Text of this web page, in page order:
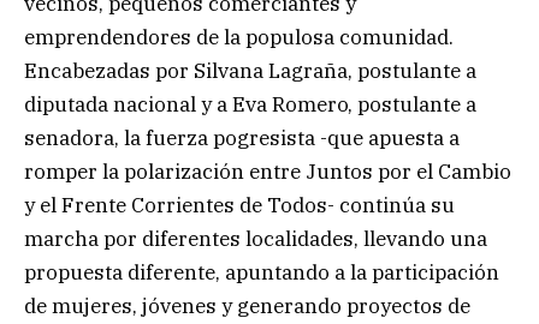
emprendendores de la populosa comunidad.
Encabezadas por Silvana Lagraña, postulante a
diputada nacional y a Eva Romero, postulante a
senadora, la fuerza pogresista -que apuesta a
romper la polarización entre Juntos por el Cambio
y el Frente Corrientes de Todos- continúa su
marcha por diferentes localidades, llevando una
propuesta diferente, apuntando a la participación
de mujeres, jóvenes y generando proyectos de